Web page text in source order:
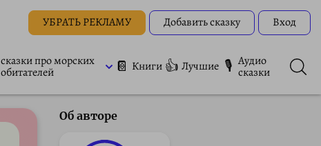
УБРАТЬ РЕКЛАМУ Добавить сказку Вход
сказки про морских
обитателей 📔 Книги 👍 Лучшие 🎙 Аудио
сказки
Об авторе